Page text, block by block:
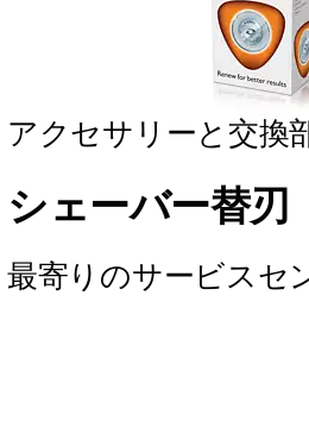
アクセサリーと交換
シェーバー替刃
最寄りのサービスセ